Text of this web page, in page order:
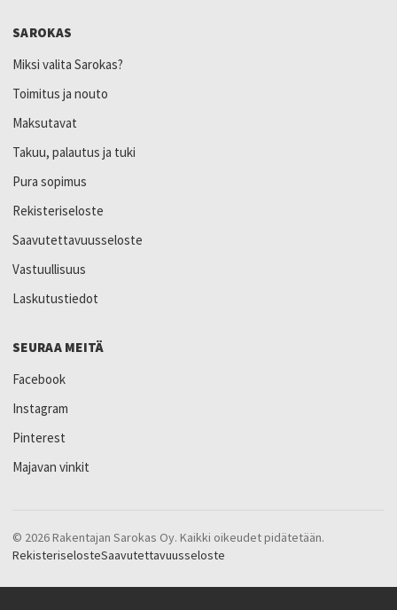
SAROKAS
Miksi valita Sarokas?
Toimitus ja nouto
Maksutavat
Takuu, palautus ja tuki
Pura sopimus
Rekisteriseloste
Saavutettavuusseloste
Vastuullisuus
Laskutustiedot
SEURAA MEITÄ
Facebook
Instagram
Pinterest
Majavan vinkit
© 2026 Rakentajan Sarokas Oy. Kaikki oikeudet pidätetään.
RekisteriselosteSaavutettavuusseloste